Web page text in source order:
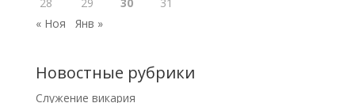
« Ноя
Янв »
Новостные рубрики
Cлужение викария